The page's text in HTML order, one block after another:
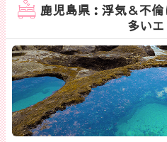
鹿児島県：浮気＆不
多い